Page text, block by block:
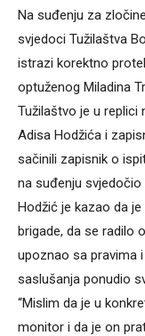
Na suđenju za
svjedoci Tužilaštva
istrazi korektno
optuženog Miladina
Tužilaštvo je u replici
Adisa Hodžića i
sačinili zapisnik o
na suđenju svjedočio
Hodžić je kazao da
brigade, da se radilo
upoznao sa pravima
saslušanja ponudio
“Mislim da je u
monitor i da je on